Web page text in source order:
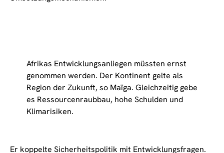
Afrikas Entwicklungsanliegen müssten ernst
genommen werden. Der Kontinent gelte als
Region der Zukunft, so Maïga. Gleichzeitig gebe
es Ressourcenraubbau, hohe Schulden und
Klimarisiken.
Er koppelte Sicherheitspolitik mit Entwicklungsfragen.